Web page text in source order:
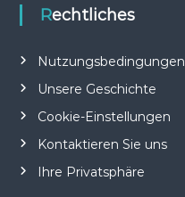
Rechtliches
Nutzungsbedingungen
Unsere Geschichte
Cookie-Einstellungen
Kontaktieren Sie uns
Ihre Privatsphäre